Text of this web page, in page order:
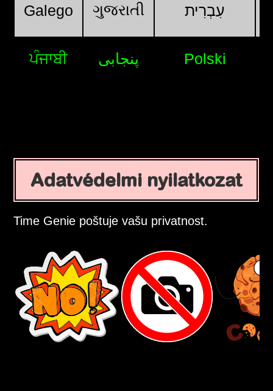
Galego ગુજરાતી עִבְרִית
ਪੰਜਾਬੀ پنجابی Polski
Adatvédelmi nyilatkozat
Time Genie poštuje vašu privatnost.